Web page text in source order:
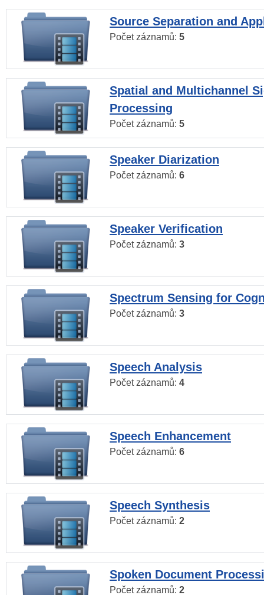
Source Separation and
Počet záznamů: 5
Spatial and Multichannel
Processing
Počet záznamů: 5
Speaker Diarization
Počet záznamů: 6
Speaker Verification
Počet záznamů: 3
Spectrum Sensing for
Počet záznamů: 3
Speech Analysis
Počet záznamů: 4
Speech Enhancement
Počet záznamů: 6
Speech Synthesis
Počet záznamů: 2
Spoken Document
Počet záznamů: 2